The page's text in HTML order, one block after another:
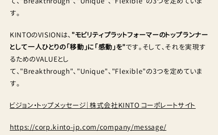
す。
KINTOのVISIONは、 "モビリティプラットフォーマーのトップランナー
として一人ひとりの「移動」に「感動」を"です。そして、それを実現す
るためのVALUEとし
て、"Breakthrough"、"Unique"、"Flexible"の3つを定めていま
す。
ビジョン・トップメッセージ｜株式会社KINTO コーポレートサイト
https://corp.kinto-jp.com/company/message/